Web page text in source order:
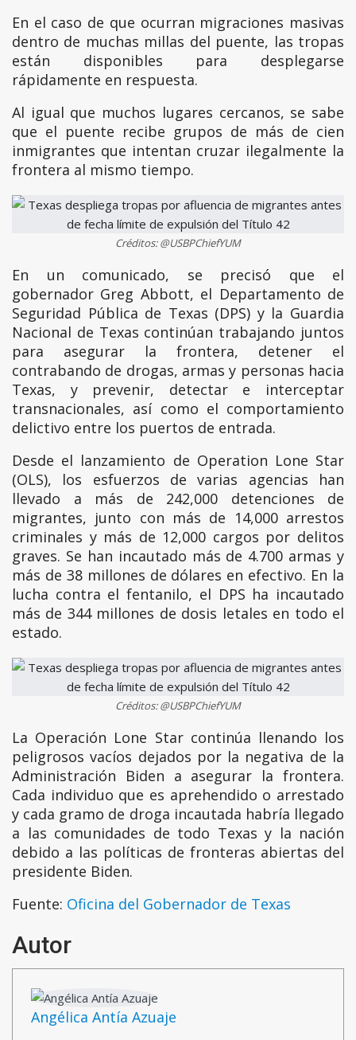
En el caso de que ocurran migraciones masivas
dentro de muchas millas del puente, las tropas
están disponibles para desplegarse
rápidamente en respuesta.
Al igual que muchos lugares cercanos, se sabe
que el puente recibe grupos de más de cien
inmigrantes que intentan cruzar ilegalmente la
frontera al mismo tiempo.
Créditos: @USBPChiefYUM
En un comunicado, se precisó que el
gobernador Greg Abbott, el Departamento de
Seguridad Pública de Texas (DPS) y la Guardia
Nacional de Texas continúan trabajando juntos
para asegurar la frontera, detener el
contrabando de drogas, armas y personas hacia
Texas, y prevenir, detectar e interceptar
transnacionales, así como el comportamiento
delictivo entre los puertos de entrada.
Desde el lanzamiento de Operation Lone Star
(OLS), los esfuerzos de varias agencias han
llevado a más de 242,000 detenciones de
migrantes, junto con más de 14,000 arrestos
criminales y más de 12,000 cargos por delitos
graves. Se han incautado más de 4.700 armas y
más de 38 millones de dólares en efectivo. En la
lucha contra el fentanilo, el DPS ha incautado
más de 344 millones de dosis letales en todo el
estado.
Créditos: @USBPChiefYUM
La Operación Lone Star continúa llenando los
peligrosos vacíos dejados por la negativa de la
Administración Biden a asegurar la frontera.
Cada individuo que es aprehendido o arrestado
y cada gramo de droga incautada habría llegado
a las comunidades de todo Texas y la nación
debido a las políticas de fronteras abiertas del
presidente Biden.
Fuente: Oficina del Gobernador de Texas
Autor
Angélica Antía Azuaje